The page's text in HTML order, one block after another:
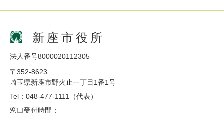
新座市役所
法人番号8000020112305
〒352-8623
埼玉県新座市野火止一丁目1番1号
Tel：048-477-1111（代表）
窓口受付時間：